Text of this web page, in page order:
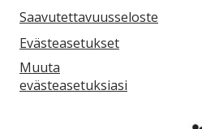
Saavutettavuusseloste
Evästeasetukset
Muuta
evästeasetuksiasi